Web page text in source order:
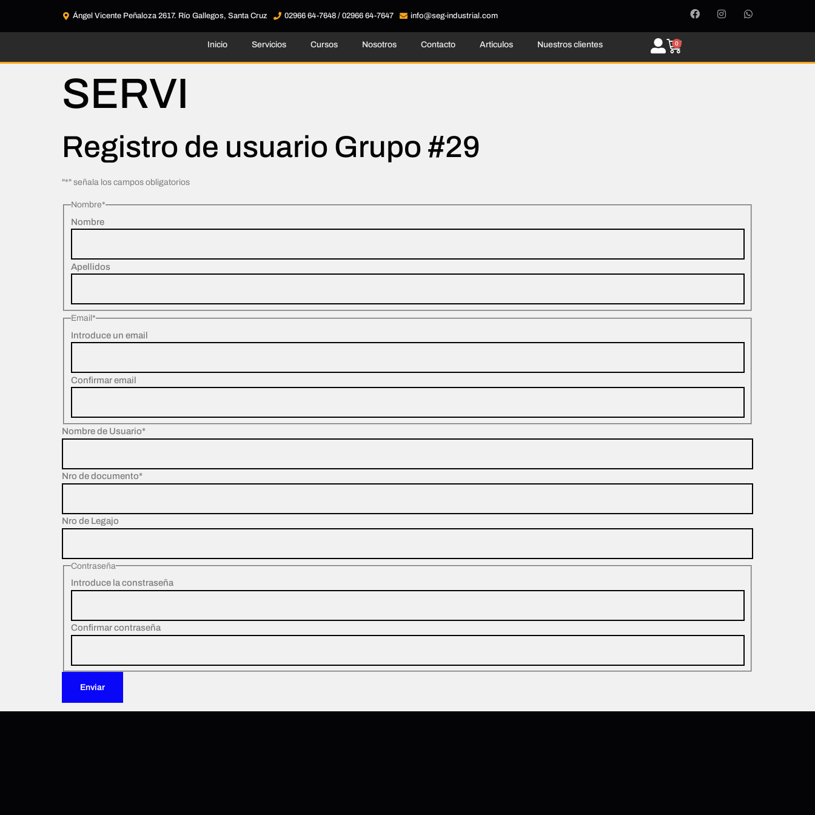
Ángel Vicente Peñaloza 2617. Río Gallegos, Santa Cruz 02966 64-7648 / 02966 64-7647 info@seg-industrial.com
Inicio Servicios Cursos Nosotros Contacto Articulos Nuestros clientes 0
SERVI
Registro de usuario Grupo #29
"*" señala los campos obligatorios
Nombre*
Nombre
Apellidos
Email *
Introduce un email
Confirmar email
Nombre de Usuario*
Nro de documento*
Nro de Legajo
Contraseña
Introduce la constraseña
Confirmar contraseña